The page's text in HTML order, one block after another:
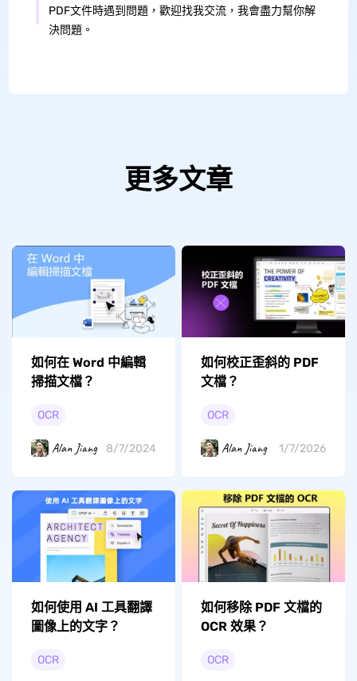
PDF文件時遇到問題，歡迎找我交流，我會盡力幫你解
決問題。
更多文章
如何在 Word 中編輯
掃描文檔？
OCR
Alan Jiang 8/7/2024
如何校正歪斜的 PDF
文檔？
OCR
Alan Jiang 1/7/2026
如何使用 AI 工具翻譯
圖像上的文字？
OCR
如何移除 PDF 文檔的
OCR 效果？
OCR